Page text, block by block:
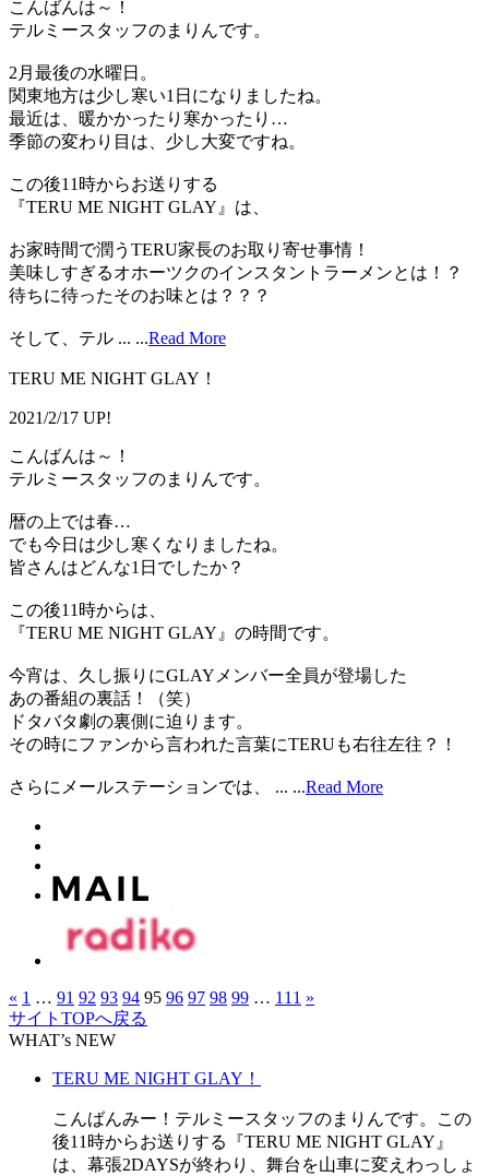
こんばんは～！
テルミースタッフのまりんです。
2月最後の水曜日。
関東地方は少し寒い1日になりましたね。
最近は、暖かかったり寒かったり…
季節の変わり目は、少し大変ですね。
この後11時からお送りする
『TERU ME NIGHT GLAY』は、
お家時間で潤うTERU家長のお取り寄せ事情！
美味しすぎるオホーツクのインスタントラーメンとは！？
待ちに待ったそのお味とは？？？
そして、テル ... ...Read More
TERU ME NIGHT GLAY！
2021/2/17 UP!
こんばんは～！
テルミースタッフのまりんです。
暦の上では春…
でも今日は少し寒くなりましたね。
皆さんはどんな1日でしたか？
この後11時からは、
『TERU ME NIGHT GLAY』の時間です。
今宵は、久し振りにGLAYメンバー全員が登場した
あの番組の裏話！（笑）
ドタバタ劇の裏側に迫ります。
その時にファンから言われた言葉にTERUも右往左往？！
さらにメールステーションでは、 ... ...Read More
« 1 … 91 92 93 94 95 96 97 98 99 … 111 »
サイトTOPへ戻る
WHAT’s NEW
TERU ME NIGHT GLAY！
こんばんみー！テルミースタッフのまりんです。この
後11時からお送りする『TERU ME NIGHT GLAY』
は、幕張2DAYSが終わり、舞台を山車に変えわっしょ